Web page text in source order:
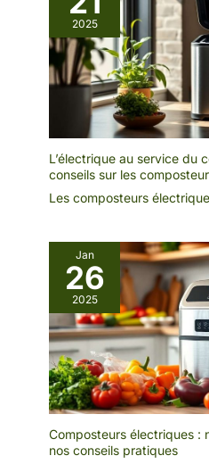
2025
L’électrique au service du
conseils sur les
Les composteurs
Jan
26
2025
Composteurs électriques :
nos conseils pratiques